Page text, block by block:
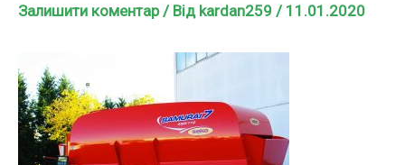
Залишити коментар / Від kardan259 / 11.01.2020